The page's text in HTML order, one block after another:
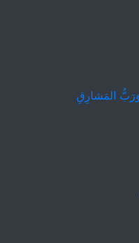
المَشارِقِ